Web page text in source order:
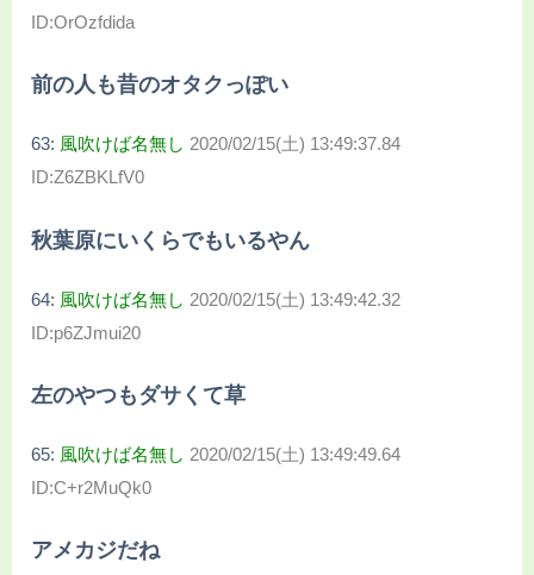
ID:OrOzfdida
前の人も昔のオタクっぽい
63: 風吹けば名無し 2020/02/15(土) 13:49:37.84
ID:Z6ZBKLfV0
秋葉原にいくらでもいるやん
64: 風吹けば名無し 2020/02/15(土) 13:49:42.32
ID:p6ZJmui20
左のやつもダサくて草
65: 風吹けば名無し 2020/02/15(土) 13:49:49.64
ID:C+r2MuQk0
アメカジだね